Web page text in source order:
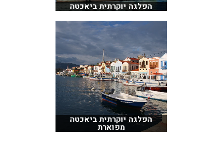
הפלגה יוקרתית ביאכטה
הפלגה יוקרתית ביאכטה
מפוארת